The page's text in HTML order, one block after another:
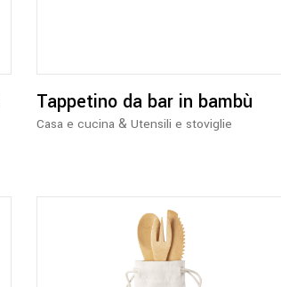
Tappetino da bar in bambù
Casa e cucina &Utensili e stoviglie